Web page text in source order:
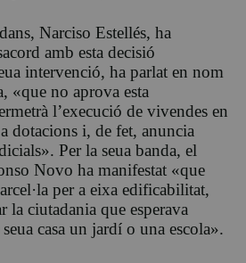
Narciso Estellés, ha
amb esta decisió
intervenció, ha parlat en nom
«que no aprova esta
l’execució de vivendes en
dotacions i, de fet, anuncia
Per la seua banda, el
Novo ha manifestat «que
per a eixa edificabilitat,
la ciutadania que esperava
casa un jardí o una escola».